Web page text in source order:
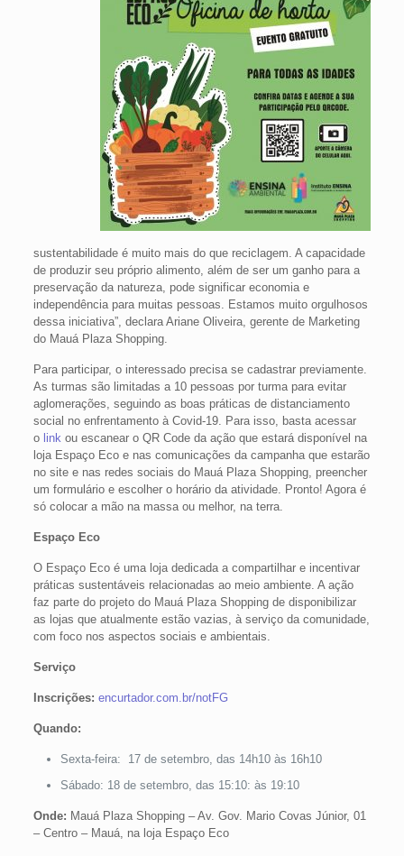
sustentabilidade é muito mais do que reciclagem. A capacidade
de produzir seu próprio alimento, além de ser um ganho para a
preservação da natureza, pode significar economia e
independência para muitas pessoas. Estamos muito orgulhosos
dessa iniciativa”, declara Ariane Oliveira, gerente de Marketing
do Mauá Plaza Shopping.
Para participar, o interessado precisa se cadastrar previamente.
As turmas são limitadas a 10 pessoas por turma para evitar
aglomerações, seguindo as boas práticas de distanciamento
social no enfrentamento à Covid-19. Para isso, basta acessar
o linkou escanear o QR Code da ação que estará disponível na
loja Espaço Eco e nas comunicações da campanha que estarão
no site e nas redes sociais do Mauá Plaza Shopping, preencher
um formulário e escolher o horário da atividade. Pronto! Agora é
só colocar a mão na massa ou melhor, na terra.
Espaço Eco
O Espaço Eco é uma loja dedicada a compartilhar e incentivar
práticas sustentáveis relacionadas ao meio ambiente. A ação
faz parte do projeto do Mauá Plaza Shopping de disponibilizar
as lojas que atualmente estão vazias, à serviço da comunidade,
com foco nos aspectos sociais e ambientais.
Serviço
Inscrições: encurtador.com.br/notFG
Quando:
Sexta-feira: 17 de setembro, das 14h10 às 16h10
Sábado: 18 de setembro, das 15:10: às 19:10
Onde: Mauá Plaza Shopping – Av. Gov. Mario Covas Júnior, 01
– Centro – Mauá, na loja Espaço Eco